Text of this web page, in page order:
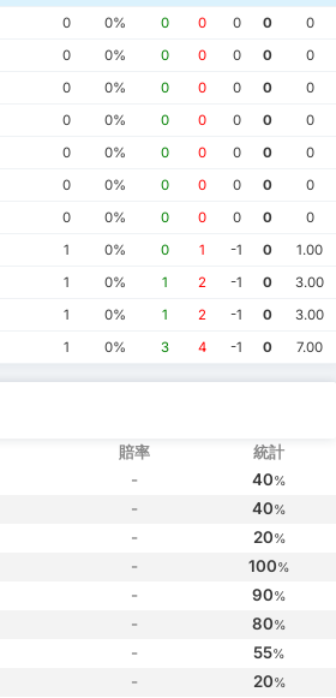
0 0% 0 0 0 0
0
0 0% 0 0 0 0
0
0 0% 0 0 0 0
0
0 0% 0 0 0 0
0
0 0% 0 0 0 0
0
0 0% 0 0 0 0
0
0 0% 0 0 0 0
0
1 0% 0 1 -1 0
1.00
1 0% 1 2 -1 0
3.00
1 0% 1 2 -1 0
3.00
1 0% 3 4 -1 0 7.00
賠率 統計
- 40%
- 40%
- 20%
- 100%
- 90%
- 80%
- 55%
- 20%